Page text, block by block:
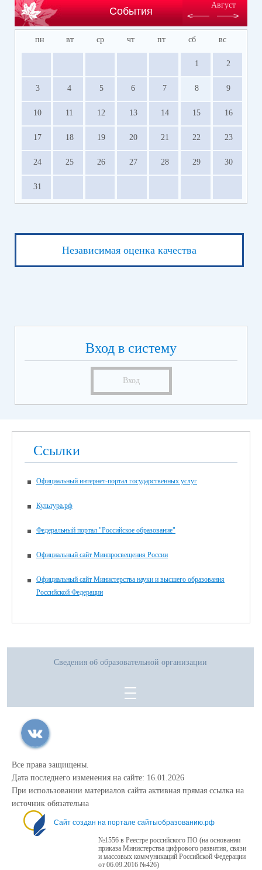
События
Август
пн вт ср чт пт сб вс
1 2
3 4 5 6 7 8 9
10 11 12 13 14 15 16
17 18 19 20 21 22 23
24 25 26 27 28 29 30
31
Независимая оценка качества
Вход в систему
Вход
Ссылки
Официальный интернет-портал государственных услуг
Культура.рф
Федеральный портал "Российское образование"
Официальный сайт Минпросвещения России
Официальный сайт Министерства науки и высшего образования
Российской Федерации
Сведения об образовательной организации
Все права защищены.
Дата последнего изменения на сайте: 16.01.2026
При использовании материалов сайта активная прямая ссылка на
источник обязательна
Сайт создан на портале сайтыобразованию.рф
№1556 в Реестре российского ПО (на основании
приказа Министерства цифрового развития, связи
и массовых коммуникаций Российской Федерации
от 06.09.2016 №426)